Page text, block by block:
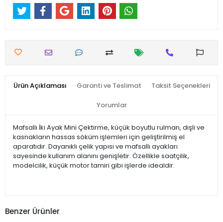
Ürün Açıklaması Garanti ve Teslimat Taksit Seçenekleri
Yorumlar
Mafsallı İki Ayak Mini Çektirme, küçük boyutlu rulman, dişli ve
kasnakların hassas söküm işlemleri için geliştirilmiş el
aparatıdır. Dayanıklı çelik yapısı ve mafsallı ayakları
sayesinde kullanım alanını genişletir. Özellikle saatçilik,
modelcilik, küçük motor tamiri gibi işlerde idealdir.
Benzer Ürünler